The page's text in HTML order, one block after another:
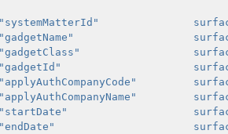
"systemMatterId"
"gadgetName"
"gadgetClass"
"gadgetId"
"applyAuthCompanyCode"
"applyAuthCompanyName"
"startDate"
"endDate"